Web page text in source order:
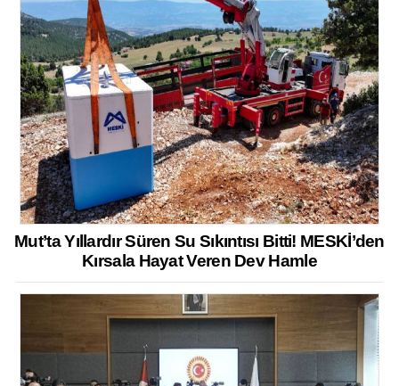
Mut’ta Yıllardır Süren Su Sıkıntısı Bitti! MESKİ’den
Kırsala Hayat Veren Dev Hamle